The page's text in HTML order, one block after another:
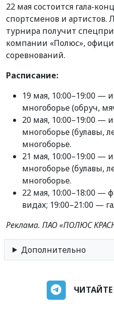
22 мая состоится гала-
спортсменов и артистов.
турнира получит
компании «Полюс»,
соревнований.
Расписание:
19 мая, 10:00–19:00 —
многоборье (обруч,
20 мая, 10:00–19:00 —
многоборье (булавы,
многоборье.
21 мая, 10:00–19:00 —
многоборье (булавы,
многоборье.
22 мая, 10:00–18:00 —
видах; 19:00–21:00 —
Реклама. ПАО «ПОЛЮС
Дополнительно
ЧИТАЙТЕ